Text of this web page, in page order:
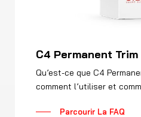
C4 Permanent
Qu’est-ce que C4
comment l’utiliser et
Parcourir La FAQ